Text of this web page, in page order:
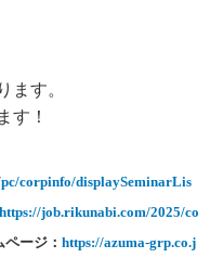
ます。
す！
corpinfo/displaySeminarLis
https://job.rikunabi.com/2025/co
ージ： https://azuma-grp.co.j